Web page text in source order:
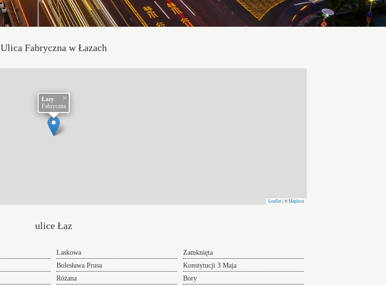
Ulica Fabryczna w Łazach
Łazy
Fabryczna
×
Leaflet | © Mapbox
ulice Łaz
Laskowa
Zamknięta
Bolesława Prusa
Konstytucji 3 Maja
Różana
Bory